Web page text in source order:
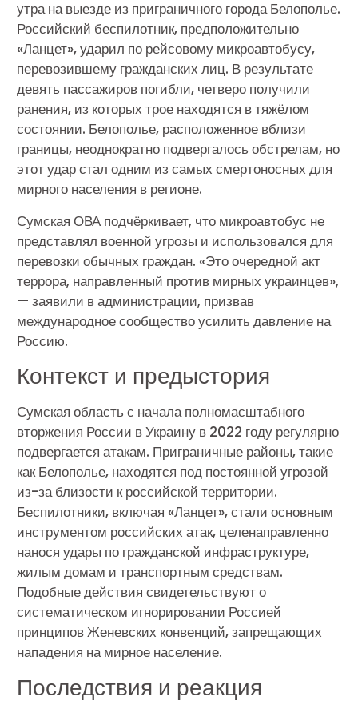
утра на выезде из приграничного города Белополье.
Российский беспилотник, предположительно
«Ланцет», ударил по рейсовому микроавтобусу,
перевозившему гражданских лиц. В результате
девять пассажиров погибли, четверо получили
ранения, из которых трое находятся в тяжёлом
состоянии. Белополье, расположенное вблизи
границы, неоднократно подвергалось обстрелам, но
этот удар стал одним из самых смертоносных для
мирного населения в регионе.
Сумская ОВА подчёркивает, что микроавтобус не
представлял военной угрозы и использовался для
перевозки обычных граждан. «Это очередной акт
террора, направленный против мирных украинцев»,
— заявили в администрации, призвав
международное сообщество усилить давление на
Россию.
Контекст и предыстория
Сумская область с начала полномасштабного
вторжения России в Украину в 2022 году регулярно
подвергается атакам. Приграничные районы, такие
как Белополье, находятся под постоянной угрозой
из-за близости к российской территории.
Беспилотники, включая «Ланцет», стали основным
инструментом российских атак, целенаправленно
нанося удары по гражданской инфраструктуре,
жилым домам и транспортным средствам.
Подобные действия свидетельствуют о
систематическом игнорировании Россией
принципов Женевских конвенций, запрещающих
нападения на мирное население.
Последствия и реакция